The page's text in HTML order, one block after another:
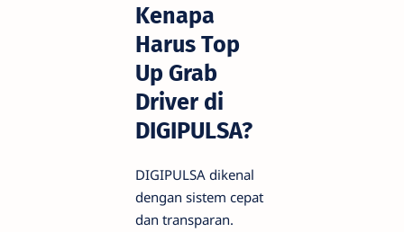
Kenapa
Harus Top
Up Grab
Driver di
DIGIPULSA?
DIGIPULSA dikenal
dengan sistem cepat
dan transparan.